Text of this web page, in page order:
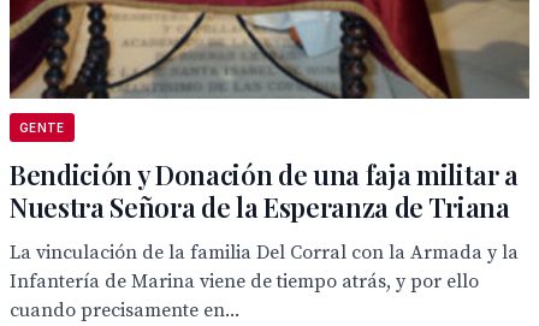
GENTE
Bendición y Donación de una faja militar a
Nuestra Señora de la Esperanza de Triana
La vinculación de la familia Del Corral con la Armada y la
Infantería de Marina viene de tiempo atrás, y por ello
cuando precisamente en...